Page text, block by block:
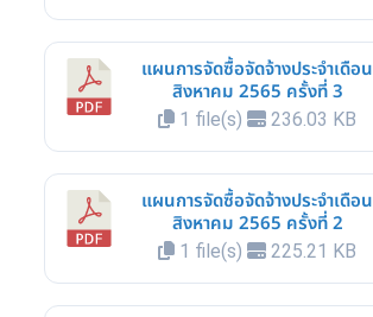
แผนการจัดซื้อจัดจ้างประจำเดือน
สิงหาคม 2565 ครั้งที่ 3
1 file(s) 236.03 KB
แผนการจัดซื้อจัดจ้างประจำเดือน
สิงหาคม 2565 ครั้งที่ 2
1 file(s) 225.21 KB